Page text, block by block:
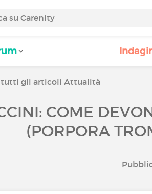
tutti gli articoli Attualità
COME
(PORPORA